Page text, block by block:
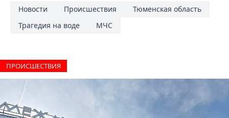
Новости Происшествия
Тюменская область
Трагедия на воде
МЧС
ПРОИCШЕСТВИЯ